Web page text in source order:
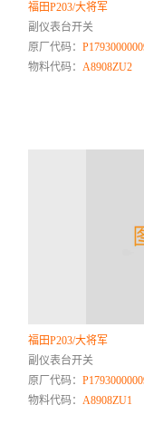
福田P203/大将军
副仪表台开关
原厂代码：
物料代码：A8908ZU2
福田P203/大将军
副仪表台开关
原厂代码：
物料代码：A8908ZU1